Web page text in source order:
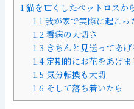
1 猫を亡くしたペットロスか
1.1 我が家で実際に起こっ
1.2 看病の大切さ
1.3 きちんと見送ってあげ
1.4 定期的にお花をあげま
1.5 気分転換も大切
1.6 そして落ち着いたら